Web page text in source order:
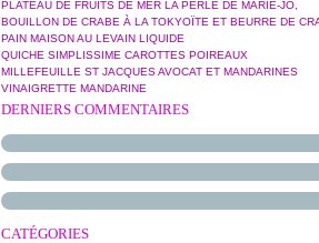
PLATEAU DE FRUITS DE MER LA PERLE DE MARIE-JO,
BOUILLON DE CRABE À LA TOKYOÏTE ET BEURRE DE
PAIN MAISON AU LEVAIN LIQUIDE
QUICHE SIMPLISSIME CAROTTES POIREAUX
MILLEFEUILLE ST JACQUES AVOCAT ET MANDARINES
VINAIGRETTE MANDARINE
DERNIERS COMMENTAIRES
CATÉGORIES